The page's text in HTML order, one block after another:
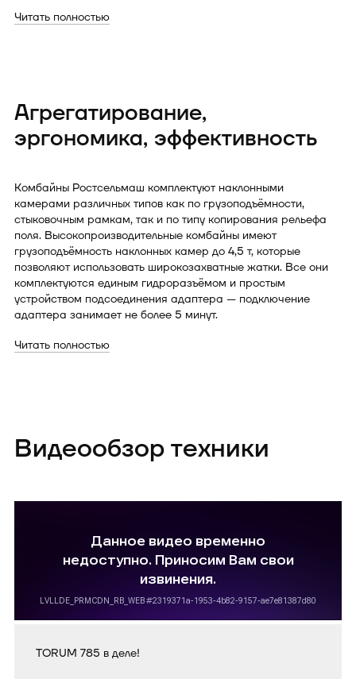
Читать полностью
Агрегатирование,
эргономика, эффективность
Комбайны Ростсельмаш комплектуют наклонными
камерами различных типов как по грузоподъёмности,
стыковочным рамкам, так и по типу копирования рельефа
поля. Высокопроизводительные комбайны имеют
грузоподъёмность наклонных камер до 4,5 т, которые
позволяют использовать широкозахватные жатки. Все они
комплектуются единым гидроразъёмом и простым
устройством подсоединения адаптера — подключение
адаптера занимает не более 5 минут.
Читать полностью
Видеообзор техники
TORUM 785 в деле!